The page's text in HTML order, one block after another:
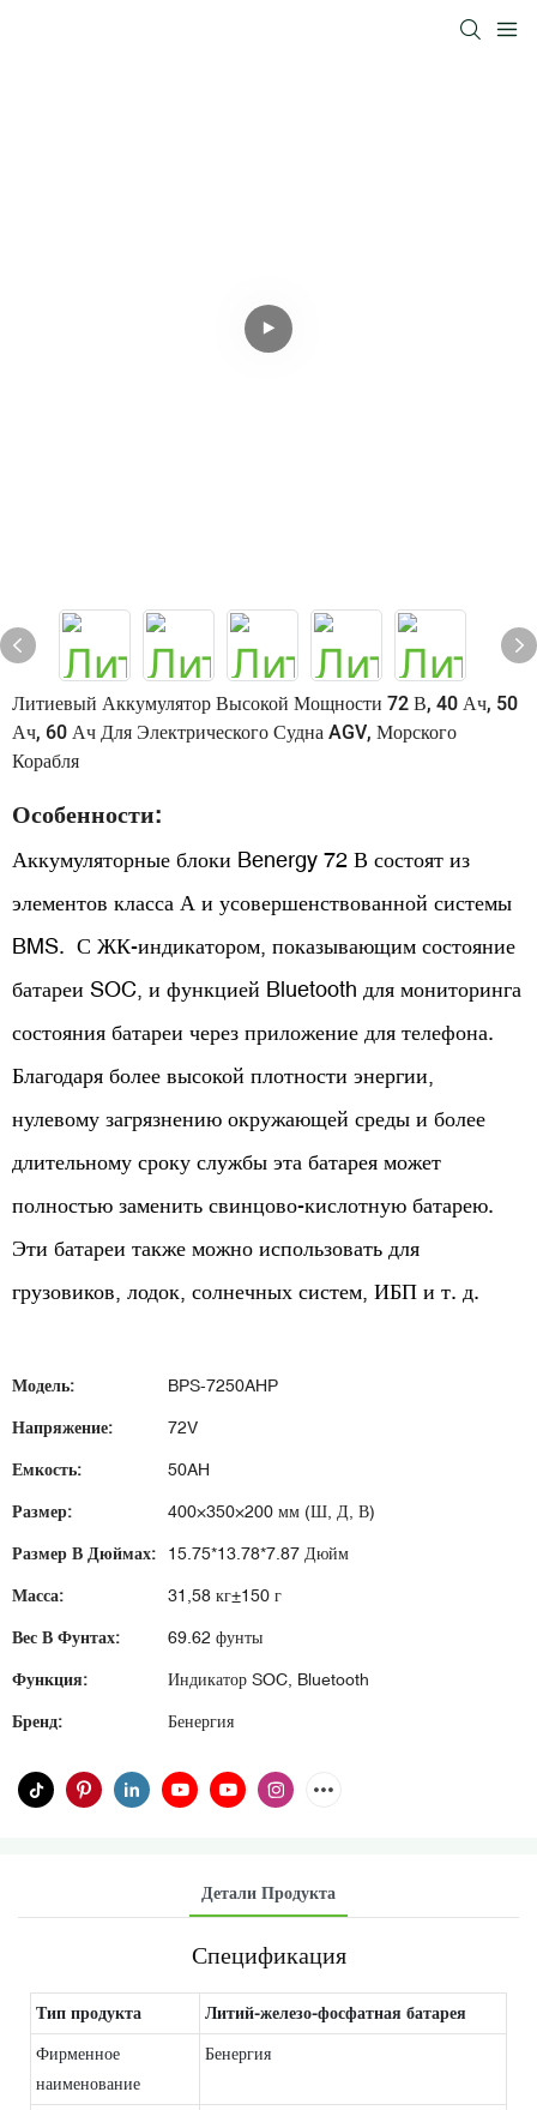
Литиевый Аккумулятор Высокой Мощности 72 В, 40 Ач, 50
Ач, 60 Ач Для Электрического Судна AGV, Морского
Корабля
Особенности:
Аккумуляторные блоки Benergy 72 В состоят из
элементов класса А и усовершенствованной системы
BMS. С ЖК-индикатором, показывающим состояние
батареи SOC, и функцией Bluetooth для мониторинга
состояния батареи через приложение для телефона.
Благодаря более высокой плотности энергии,
нулевому загрязнению окружающей среды и более
длительному сроку службы эта батарея может
полностью заменить свинцово-кислотную батарею.
Эти батареи также можно использовать для
грузовиков, лодок, солнечных систем, ИБП и т. д.
Модель: BPS-7250AHP
Напряжение: 72V
Емкость: 50AH
Размер: 400×350×200 мм (Ш, Д, В)
Размер В Дюймах: 15.75*13.78*7.87 Дюйм
Масса: 31,58 кг±150 г
Вес В Фунтах: 69.62 фунты
Функция: Индикатор SOC, Bluetooth
Бренд: Бенергия
Детали Продукта
Спецификация
Тип продукта Литий-железо-фосфатная батарея
Фирменное
наименование
Бенергия